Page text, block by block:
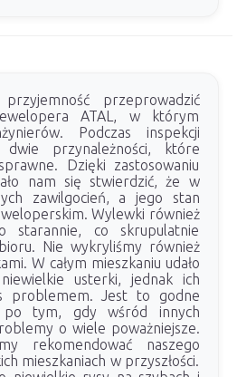
przeprowadzić
ATAL, w którym
Podczas inspekcji
dwie przynależności, które
Dzięki zastosowaniu
nam się stwierdzić, że w
zawilgocień, a jego stan
Wylewki również
starannie, co skrupulatnie
Nie wykryliśmy również
W całym mieszkaniu udało
usterki, jednak ich
problemem. Jest to godne
po tym, gdy wśród innych
o wiele poważniejsze.
rekomendować naszego
mieszkaniach w przyszłości.